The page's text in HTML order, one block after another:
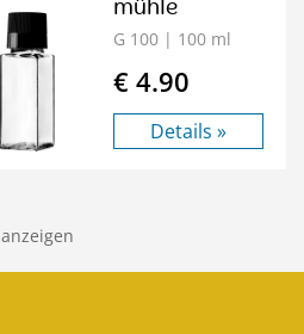
mühle
G 100 | 100 ml
€ 4.90
Details »
anzeigen